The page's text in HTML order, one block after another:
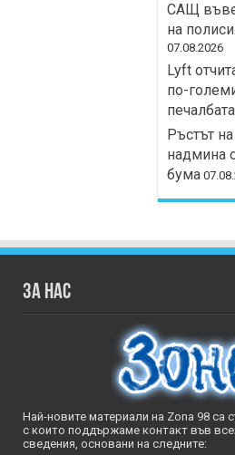
САЩ
на
07.08.2026
Lyft
по-
печалбата
Ръстът
надмина
бума
За нас
Най-новите материали на Zona 98 са
с които поддържаме контакт във
сведения, основани на следните: